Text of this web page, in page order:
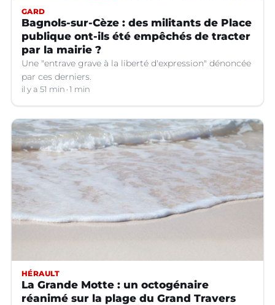
GARD
Bagnols-sur-Cèze : des militants de Place
publique ont-ils été empêchés de tracter
par la mairie ?
Une "entrave grave à la liberté d'expression" dénoncée
par ces derniers.
il y a 51 min 1 min
HÉRAULT
La Grande Motte : un octogénaire
réanimé sur la plage du Grand Travers